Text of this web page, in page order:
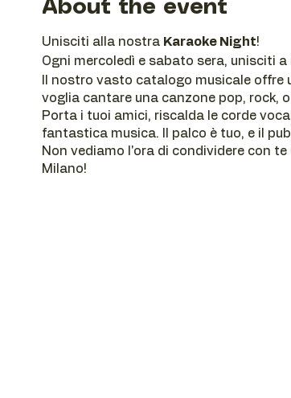
About the event
Unisciti alla nostra Karaoke Night!
Ogni mercoledì e sabato sera, unisciti
Il nostro vasto catalogo musicale
voglia cantare una canzone pop, rock,
Porta i tuoi amici, riscalda le corde
fantastica musica. Il palco è tuo, e il
Non vediamo l'ora di condividere con
Milano!